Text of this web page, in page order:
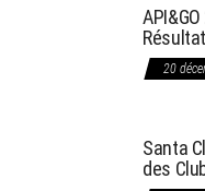
20
Santa
des